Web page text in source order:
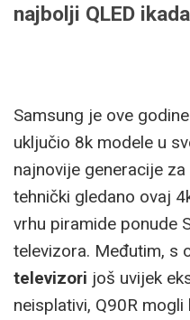
najbolji QLED
Samsung je ove
uključio 8k modele u
najnovije generacije
tehnički gledano ovaj
vrhu piramide ponude
televizora. Međutim, s
televizori još uvijek
neisplativi, Q90R